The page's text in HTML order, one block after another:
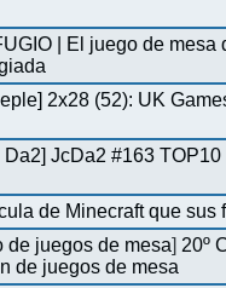
| El juego de mesa
2x28 (52): UK
Da2] JcDa2 #163
de Minecraft que sus
de juegos de mesa] 20º
de juegos de mesa